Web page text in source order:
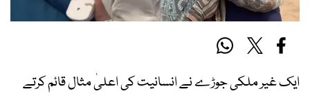
ایک غیر ملکی جوڑے نے انسانیت کی اعلیٰ مثال قائم کرتے